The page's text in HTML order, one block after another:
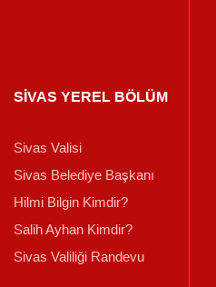
SİVAS YEREL BÖLÜM
Sivas Valisi
Sivas Belediye Başkanı
Hilmi Bilgin Kimdir?
Salih Ayhan Kimdir?
Sivas Valiliği Randevu